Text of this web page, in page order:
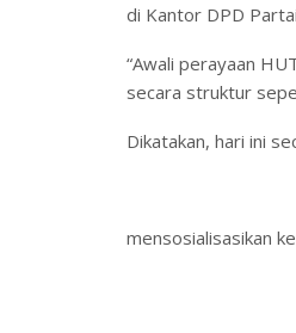
di Kantor DPD
“Awali perayaan
secara struktur
Dikatakan, hari ini
mensosialisasikan